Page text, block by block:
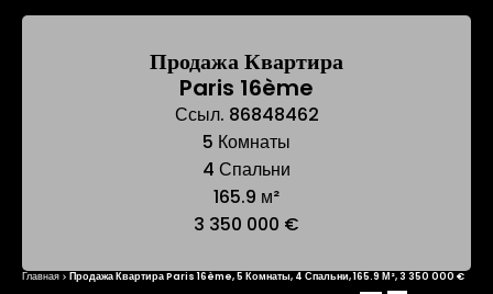
Продажа Квартира
Paris 16ème
Ссыл. 86848462
5 Комнаты
4 Спальни
165.9 м²
3 350 000 €
Главная Продажа Квартира Paris 16ème, 5 Комнаты, 4 Спальни, 165.9 М², 3 350 000 €